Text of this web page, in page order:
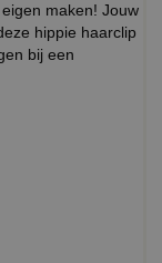
maken! Jouw
hippie haarclip
bij een